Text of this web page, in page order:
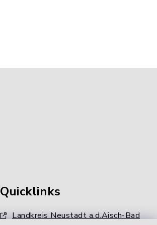
Quicklinks
Landkreis Neustadt a.d.Aisch-Bad